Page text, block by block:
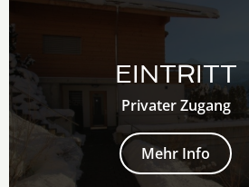
EINTRITT
Privater Zugang
Mehr Info